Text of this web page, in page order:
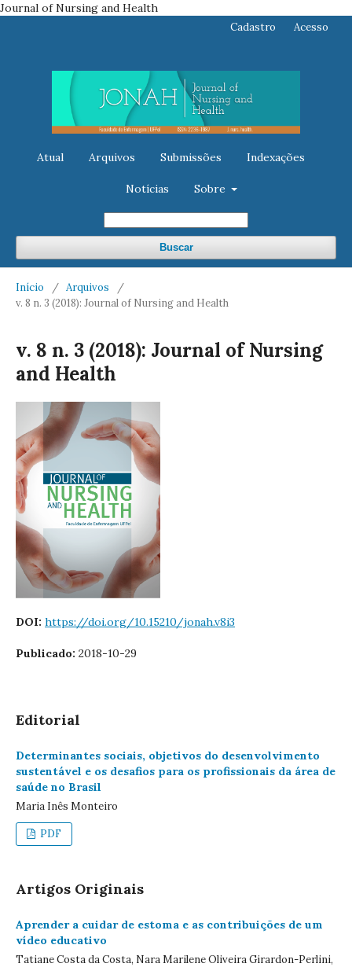
Journal of Nursing and Health
Atual Arquivos Submissões Indexações
Notícias Sobre
Buscar
Cadastro Acesso
Início / Arquivos
/
v. 8 n. 3 (2018): Journal of Nursing and Health
v. 8 n. 3 (2018): Journal of Nursing
and Health
DOI: https://doi.org/10.15210/jonah.v8i3
Publicado: 2018-10-29
Editorial
Determinantes sociais, objetivos do desenvolvimento
sustentável e os desafios para os profissionais da área de
saúde no Brasil
Maria Inês Monteiro
PDF
Artigos Originais
Aprender a cuidar de estoma e as contribuições de um
vídeo educativo
Tatiane Costa da Costa, Nara Marilene Oliveira Girardon-Perlini,